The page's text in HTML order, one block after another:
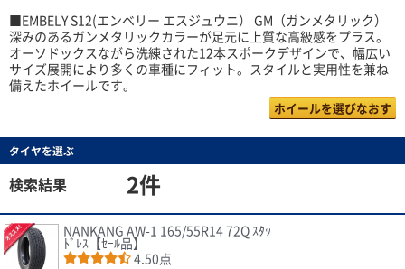
■EMBELY S12(エンベリー エスジュウニ） GM（ガンメタリック）
深みのあるガンメタリックカラーが足元に上質な高級感をプラス。
オーソドックスながら洗練された12本スポークデザインで、幅広い
サイズ展開により多くの車種にフィット。スタイルと実用性を兼ね
備えたホイールです。
ホイールを選びなおす
タイヤを選ぶ
検索結果 2件
NANKANG AW-1 165/55R14 72Q ｽﾀｯ
ﾄﾞﾚｽ【ｾｰﾙ品】
4.50点